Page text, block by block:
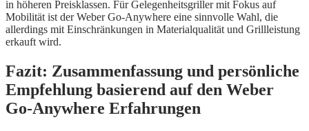
in höheren Preisklassen. Für Gelegenheitsgriller mit Fokus auf
Mobilität ist der Weber Go-Anywhere eine sinnvolle Wahl, die
allerdings mit Einschränkungen in Materialqualität und Grillleistung
erkauft wird.
Fazit: Zusammenfassung und persönliche
Empfehlung basierend auf den Weber
Go-Anywhere Erfahrungen